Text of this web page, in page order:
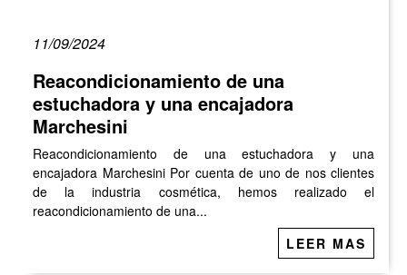
11/09/2024
Reacondicionamiento de una
estuchadora y una encajadora
Marchesini
Reacondicionamiento de una estuchadora y una
encajadora Marchesini Por cuenta de uno de nos clientes
de la industria cosmética, hemos realizado el
reacondicionamiento de una...
LEER MAS